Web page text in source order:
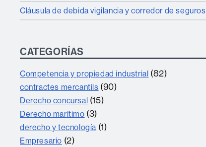
Cláusula de debida vigilancia y corredor de seguros
CATEGORÍAS
Competencia y propiedad industrial (82)
contractes mercantils (90)
Derecho concursal (15)
Derecho marítimo (3)
derecho y tecnología (1)
Empresario (2)